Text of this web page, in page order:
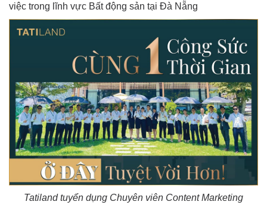
việc trong lĩnh vực Bất động sản tại Đà Nẵng
Tatiland tuyển dụng Chuyên viên Content Marketing